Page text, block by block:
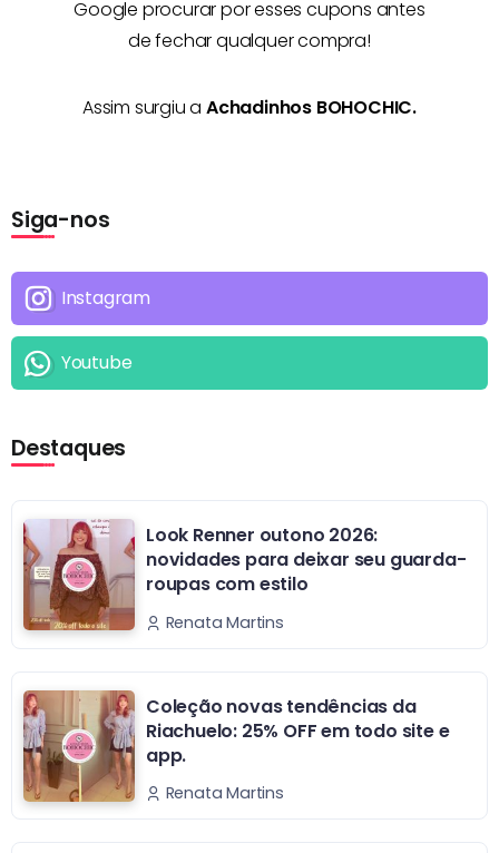
Google procurar por esses cupons antes
de fechar qualquer compra!
Assim surgiu a Achadinhos BOHOCHIC.
Siga-nos
Instagram
Youtube
Destaques
Look Renner outono 2026:
novidades para deixar seu guarda-
roupas com estilo
Renata Martins
Coleção novas tendências da
Riachuelo: 25% OFF em todo site e
app.
Renata Martins